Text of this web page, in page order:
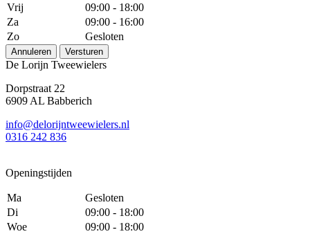
Vrij
09:00 - 18:00
Za
09:00 - 16:00
Zo
Gesloten
Annuleren Versturen
De Lorijn Tweewielers
Dorpstraat 22
6909 AL Babberich
info@delorijntweewielers.nl
0316 242 836
Openingstijden
Ma
Gesloten
Di
09:00 - 18:00
Woe
09:00 - 18:00